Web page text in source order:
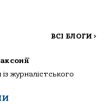
ВСІ БЛОГИ >
журналістського